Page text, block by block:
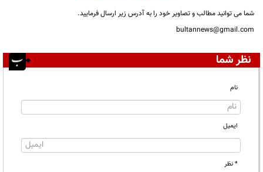
شما می توانید مطالب و تصاویر خود را به آدرس زیر ارسال فرمایید.
bultannews@gmail.com
نظر شما
نام
ایمیل
* نظر